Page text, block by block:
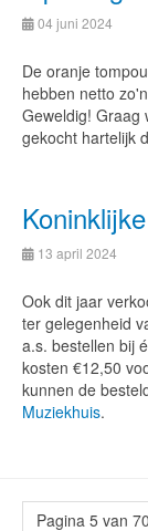
04 juni 2024
De oranje
hebben netto
Geweldig! Graag
gekocht hartelijk
13 april 2024
Ook dit jaar
ter gelegenheid
a.s. bestellen bij
kosten €12,50
kunnen de
Muziekhuis.
Pagina 5 van 70